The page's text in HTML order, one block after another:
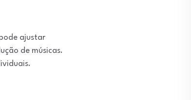
ajustar
de músicas.